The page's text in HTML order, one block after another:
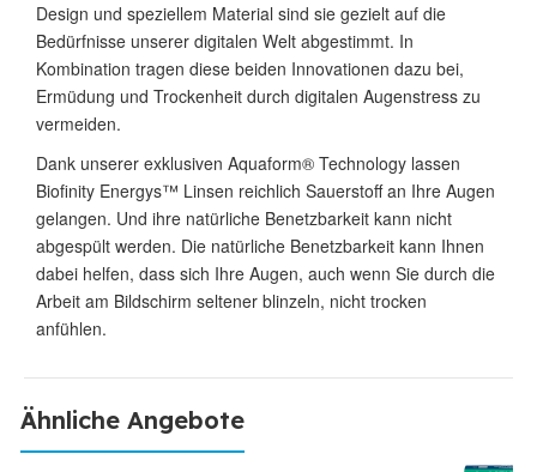
Design und speziellem Material sind sie gezielt auf die
Bedürfnisse unserer digitalen Welt abgestimmt. In
Kombination tragen diese beiden Innovationen dazu bei,
Ermüdung und Trockenheit durch digitalen Augenstress zu
vermeiden.
Dank unserer exklusiven Aquaform® Technology lassen
Biofinity Energys™ Linsen reichlich Sauerstoff an Ihre Augen
gelangen. Und ihre natürliche Benetzbarkeit kann nicht
abgespült werden. Die natürliche Benetzbarkeit kann Ihnen
dabei helfen, dass sich Ihre Augen, auch wenn Sie durch die
Arbeit am Bildschirm seltener blinzeln, nicht trocken
anfühlen.
Ähnliche Angebote